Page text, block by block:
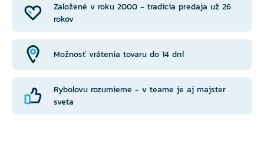
Založené v roku 2000 - tradícia predaja už 26
rokov
Možnosť vrátenia tovaru do 14 dní
Rybolovu rozumieme - v teame je aj majster
sveta